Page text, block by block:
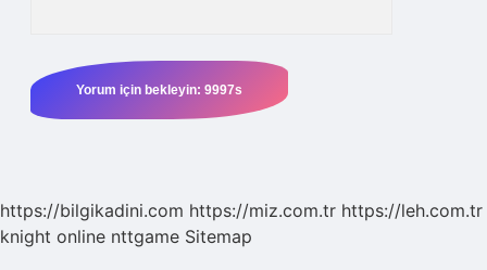
https://bilgikadini.com https://miz.com.tr https://leh.com.tr
knight online nttgame Sitemap